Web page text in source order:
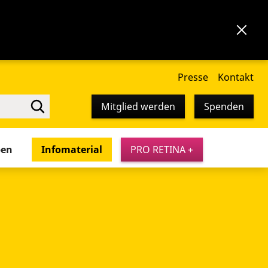
Presse Kontakt
Mitglied werden Spenden
Infomaterial PRO RETINA +